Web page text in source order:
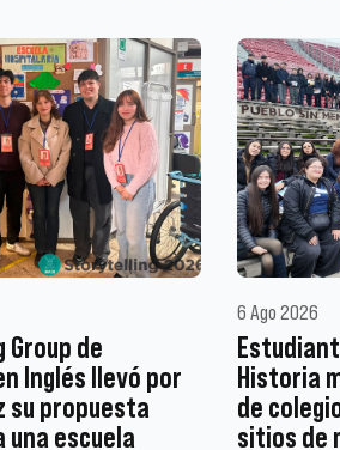
de
Inglés llevó por
su propuesta
escuela
6 Ago 2026
Historia
de
sitios de